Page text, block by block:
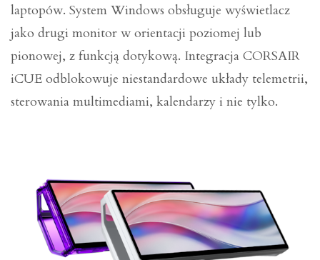
laptopów. System Windows obsługuje wyświetlacz
jako drugi monitor w orientacji poziomej lub
pionowej, z funkcją dotykową. Integracja CORSAIR
iCUE odblokowuje niestandardowe układy telemetrii,
sterowania multimediami, kalendarzy i nie tylko.